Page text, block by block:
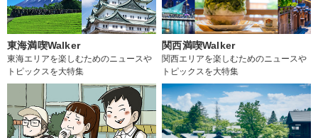
東海満喫Walker
東海エリアを楽しむためのニュースや
トピックスを大特集
関西満喫Walker
関西エリアを楽しむためのニュースや
トピックスを大特集